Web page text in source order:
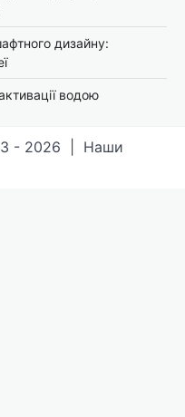
дизайну:
водою
- 2026 | Наши